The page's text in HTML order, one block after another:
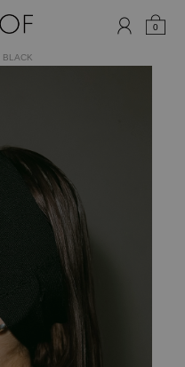
0
BLACK